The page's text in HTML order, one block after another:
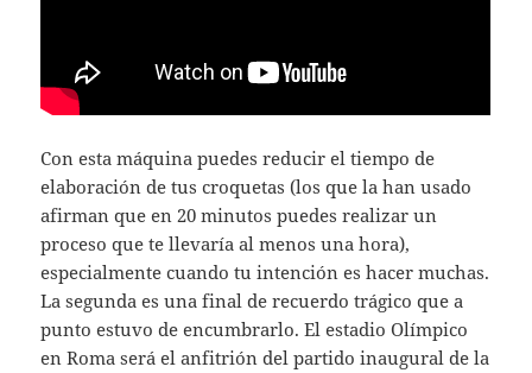
Con esta máquina puedes reducir el tiempo de
elaboración de tus croquetas (los que la han usado
afirman que en 20 minutos puedes realizar un
proceso que te llevaría al menos una hora),
especialmente cuando tu intención es hacer muchas.
La segunda es una final de recuerdo trágico que a
punto estuvo de encumbrarlo. El estadio Olímpico
en Roma será el anfitrión del partido inaugural de la